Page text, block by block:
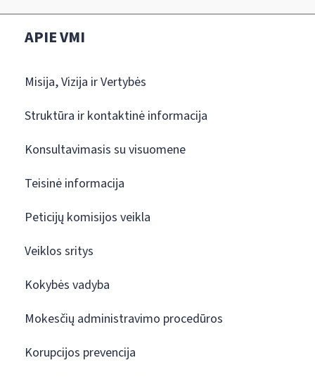
APIE VMI
Misija, Vizija ir Vertybės
Struktūra ir kontaktinė informacija
Konsultavimasis su visuomene
Teisinė informacija
Peticijų komisijos veikla
Veiklos sritys
Kokybės vadyba
Mokesčių administravimo procedūros
Korupcijos prevencija